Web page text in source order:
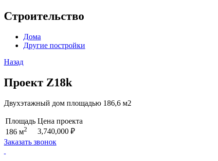
Строительство
Дома
Другие постройки
Назад
Проект Z18k
Двухэтажный дом площадью 186,6 м2
Площадь
186 м2
Цена проекта
3,740,000 ₽
Заказать звонок